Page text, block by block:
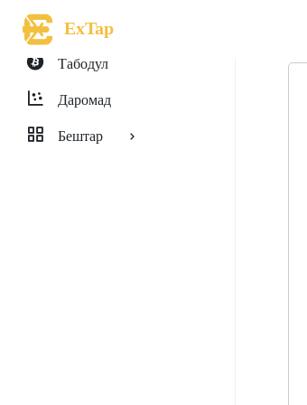
ExTap
Табодул
Даромад
Бештар